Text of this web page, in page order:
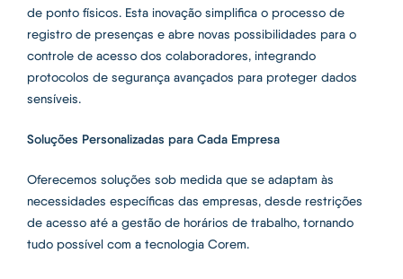
de ponto físicos. Esta inovação simplifica o processo de
registro de presenças e abre novas possibilidades para o
controle de acesso dos colaboradores, integrando
protocolos de segurança avançados para proteger dados
sensíveis.
Soluções Personalizadas para Cada Empresa
Oferecemos soluções sob medida que se adaptam às
necessidades específicas das empresas, desde restrições
de acesso até a gestão de horários de trabalho, tornando
tudo possível com a tecnologia Corem.